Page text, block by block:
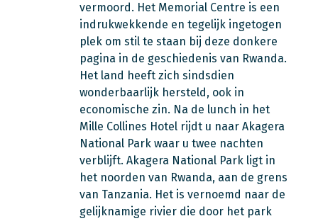
vermoord. Het Memorial Centre is een
indrukwekkende en tegelijk ingetogen
plek om stil te staan bij deze donkere
pagina in de geschiedenis van Rwanda.
Het land heeft zich sindsdien
wonderbaarlijk hersteld, ook in
economische zin. Na de lunch in het
Mille Collines Hotel rijdt u naar Akagera
National Park waar u twee nachten
verblijft. Akagera National Park ligt in
het noorden van Rwanda, aan de grens
van Tanzania. Het is vernoemd naar de
gelijknamige rivier die door het park